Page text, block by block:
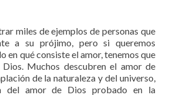
miles de ejemplos de personas que
a su prójimo, pero si queremos
en qué consiste el amor, tenemos que
Muchos descubren el amor de
de la naturaleza y del universo,
del amor de Dios probado en la